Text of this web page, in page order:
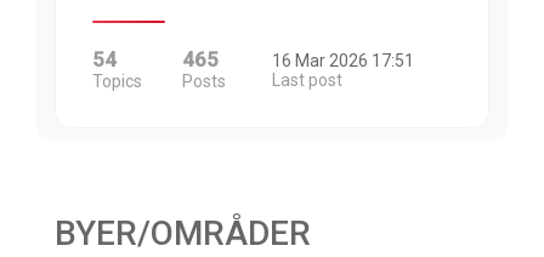
54
Topics
465
Posts
16 Mar 2026 17:51
Last post
BYER/OMRÅDER